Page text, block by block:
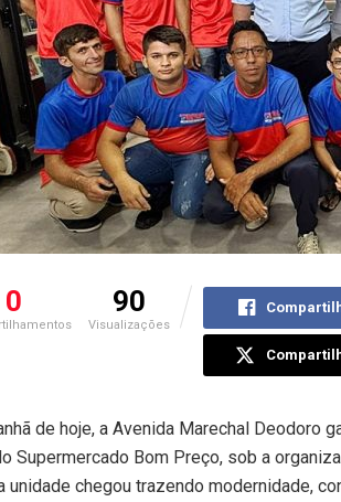
0 90
Visualizações
de hoje, a Avenida Marechal Deodoro
Supermercado Bom Preço, sob a
unidade chegou trazendo modernidade,